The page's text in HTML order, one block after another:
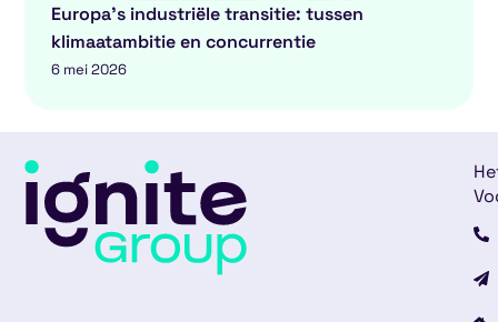
Europa’s industriële transitie: tussen
klimaatambitie en concurrentie
6 mei 2026